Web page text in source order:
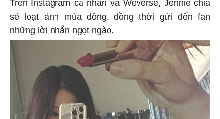
Trên Instagram cá nhân và Weverse, Jennie chia
sẻ loạt ảnh mùa đông, đồng thời gửi đến fan
những lời nhắn ngọt ngào.